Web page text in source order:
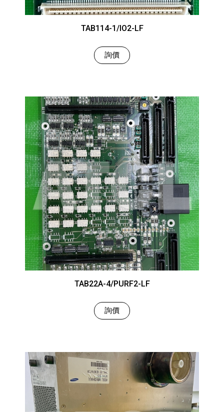
TAB114-1/IO2-LF
詢價
TAB22A-4/PURF2-LF
詢價